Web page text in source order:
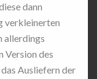
dann
verkleinerten
allerdings
Version des
Ausliefern der